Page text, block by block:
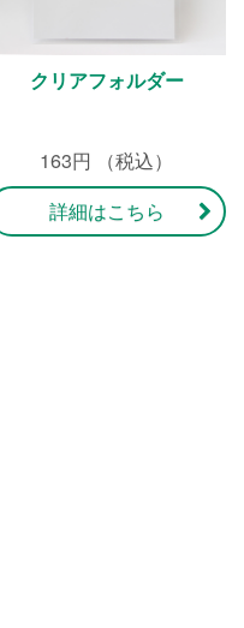
クリアフォルダー
163円 （税込）
詳細はこちら